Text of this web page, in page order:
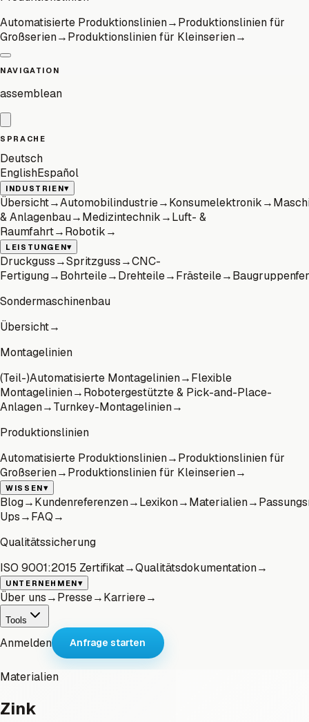
Automatisierte Produktionslinien→Produktionslinien für
Großserien→Produktionslinien für Kleinserien→
NAVIGATION
assemblean
SPRACHE
Deutsch
EnglishEspañol
INDUSTRIEN▾
Übersicht→Automobilindustrie→Konsumelektronik→
& Anlagenbau→Medizintechnik→Luft- &
Raumfahrt→Robotik→
LEISTUNGEN▾
Druckguss→Spritzguss→CNC-
Fertigung→Bohrteile→Drehteile→Frästeile→
Sondermaschinenbau
Übersicht→
Montagelinien
(Teil-)Automatisierte Montagelinien→Flexible
Montagelinien→Robotergestützte & Pick-and-Place-
Anlagen→Turnkey-Montagelinien→
Produktionslinien
Automatisierte Produktionslinien→Produktionslinien für
Großserien→Produktionslinien für Kleinserien→
WISSEN▾
Blog→Kundenreferenzen→Lexikon→Materialien→
Ups→FAQ→
Qualitätssicherung
ISO 9001:2015 Zertifikat→Qualitätsdokumentation→
UNTERNEHMEN▾
Über uns→Presse→Karriere→
Tools
Anmelden Anfrage starten
Materialien
Zink